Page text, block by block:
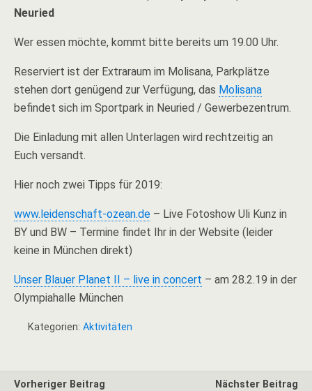
Neuried
Wer essen möchte, kommt bitte bereits um 19.00 Uhr.
Reserviert ist der Extraraum im Molisana, Parkplätze
stehen dort genügend zur Verfügung, das Molisana
befindet sich im Sportpark in Neuried / Gewerbezentrum.
Die Einladung mit allen Unterlagen wird rechtzeitig an
Euch versandt.
Hier noch zwei Tipps für 2019:
www.leidenschaft-ozean.de – Live Fotoshow Uli Kunz in
BY und BW – Termine findet Ihr in der Website (leider
keine in München direkt)
Unser Blauer Planet II – live in concert – am 28.2.19 in der
Olympiahalle München
Kategorien: Aktivitäten
Vorheriger Beitrag
Nächster Beitrag